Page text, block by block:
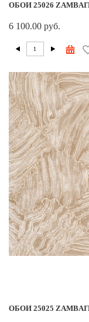
ОБОИ 25026
6 100.00 руб.
ОБОИ 25025